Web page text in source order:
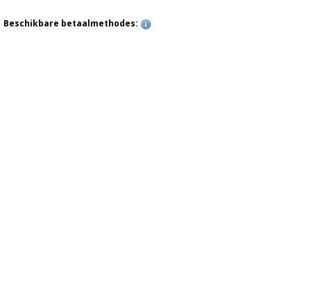
Beschikbare betaalmethodes: